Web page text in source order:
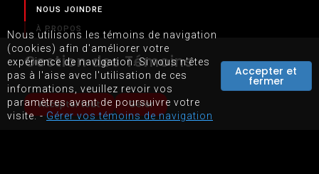
Gestion des Témoins
Nous utilisons les témoins de navigation
(cookies) afin d'améliorer votre
expérience de navigation. Si vous n'êtes
pas à l'aise avec l'utilisation de ces
informations, veuillez revoir vos
paramètres avant de poursuivre votre
visite. -Gérer vos témoins de navigation
Accepter et
fermer
Accepter tout Gérer
NOUS JOINDRE
À PROPOS
POLITIQUE DE CONFIDENTIALITÉ
TERMES & CONDITIONS
SERVICES